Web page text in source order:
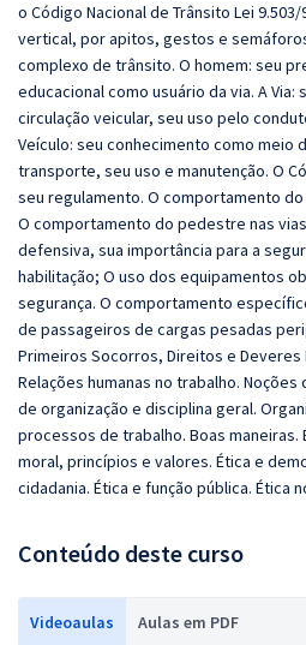
o Código Nacional de Trânsito Lei
vertical, por apitos, gestos e
complexo de trânsito. O homem: seu
educacional como usuário da via. A Via:
circulação veicular, seu uso pelo
Veículo: seu conhecimento como meio
transporte, seu uso e manutenção. O
seu regulamento. O comportamento
O comportamento do pedestre nas
defensiva, sua importância para a
habilitação; O uso dos equipamentos
segurança. O comportamento
de passageiros de cargas pesadas
Primeiros Socorros, Direitos e
Relações humanas no trabalho.
de organização e disciplina geral.
processos de trabalho. Boas maneiras.
moral, princípios e valores. Ética e
cidadania. Ética e função pública. Ética
Conteúdo deste curso
Videoaulas Aulas em PDF